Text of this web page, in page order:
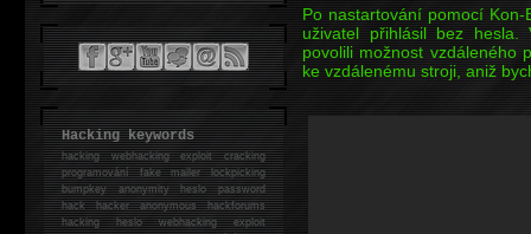
Po nastartování pomocí
uživatel přihlásil bez
povolili možnost vzdáleného
ke vzdálenému stroji, aniž
Hacking keywords
hackingwebhacking exploit cracking
programování fake mailer lockpicking
bumpkey anonymity heslo password
hackhacker anonymous hackforums
hackingheslo webhacking exploit